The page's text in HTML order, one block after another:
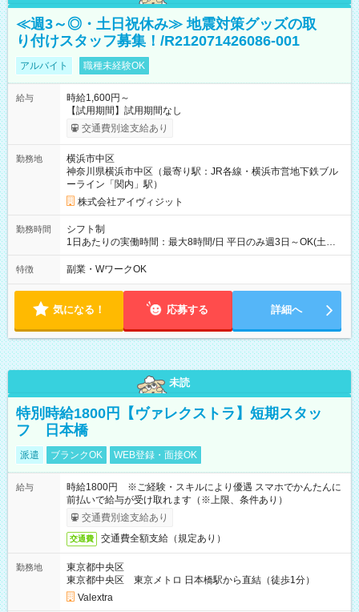
≪週3～◎・土日祝休み≫ 地震対策グッズの取
り付けスタッフ募集！/R212071426086-001
アルバイト 職種未経験OK
給与
時給1,600円～
【試用期間】試用期間なし
交通費別途支給あり
勤務地
横浜市中区
神奈川県横浜市中区（最寄り駅：JR各線・横浜市営地下鉄ブル
ーライン「関内」駅）
株式会社アイヴィジット
勤務時間
シフト制
1日あたりの実働時間：最大8時間/日 平日のみ週3日～OK(土日
祝日休み) 週5日勤務可能な方も大歓迎 8:30～17:30の間、1日
3時間～OK、シフト制 ※勤務時間は相談可能 ※扶養内勤務OK、
特徴 副業・WワークOK
気になる！ 応募する 詳細へ
未読
特別時給1800円【ヴァレクストラ】短期スタッ
フ 日本橋
派遣 ブランクOK WEB登録・面接OK
給与
時給1800円 ※ご経験・スキルにより優遇 スマホでかんたんに
前払いで給与が受け取れます（※上限、条件あり）
交通費別途支給あり
交通費 交通費全額支給（規定あり）
勤務地
東京都中央区
東京都中央区 東京メトロ 日本橋駅から直結（徒歩1分）
Valextra